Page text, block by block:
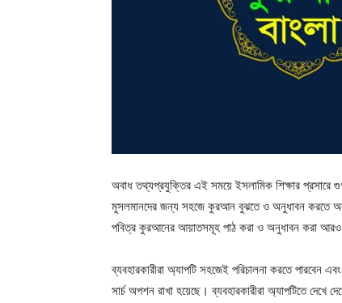
অবাধ তথ্যপ্রযুক্তির এই সময়ে ইসলামিক শিক্ষার
মুসলমানদের জন্য সহজে কুরআন বুঝতে ও অনুধাবন করতে
পবিত্র কুরআনের আয়াতসমূহ পাঠ করা ও অনুধাবন করা
ব্যবহারকারীরা অ্যাপটি সহজেই পরিচালনা করতে
সার্চ অপশন রাখা হয়েছে। ব্যবহারকারীরা অ্যাপটিতে